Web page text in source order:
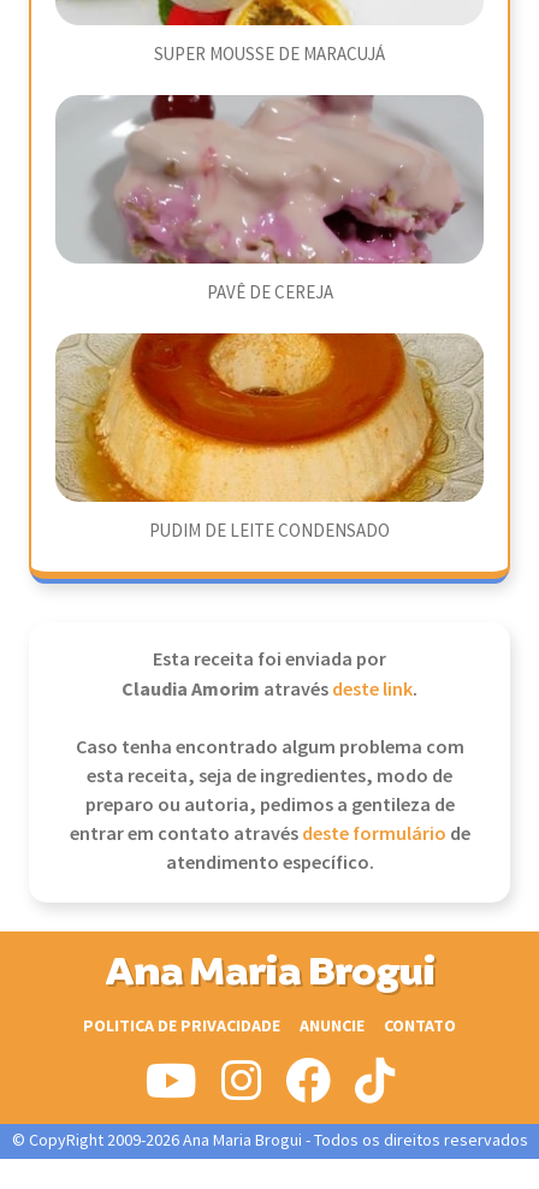
SUPER MOUSSE DE MARACUJÁ
PAVÊ DE CEREJA
PUDIM DE LEITE CONDENSADO
Esta receita foi enviada por
Claudia Amorim atravésdeste link.
Caso tenha encontrado algum problema com
esta receita, seja de ingredientes, modo de
preparo ou autoria, pedimos a gentileza de
entrar em contato atravésdeste formulário de
atendimento específico.
Ana Maria Brogui
POLITICA DE PRIVACIDADE ANUNCIE CONTATO
© CopyRight 2009-2026 Ana Maria Brogui - Todos os direitos reservados